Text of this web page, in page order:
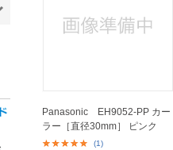
Panasonic EH9052-PP カー
ラー［直径30mm］ ピンク
(1)